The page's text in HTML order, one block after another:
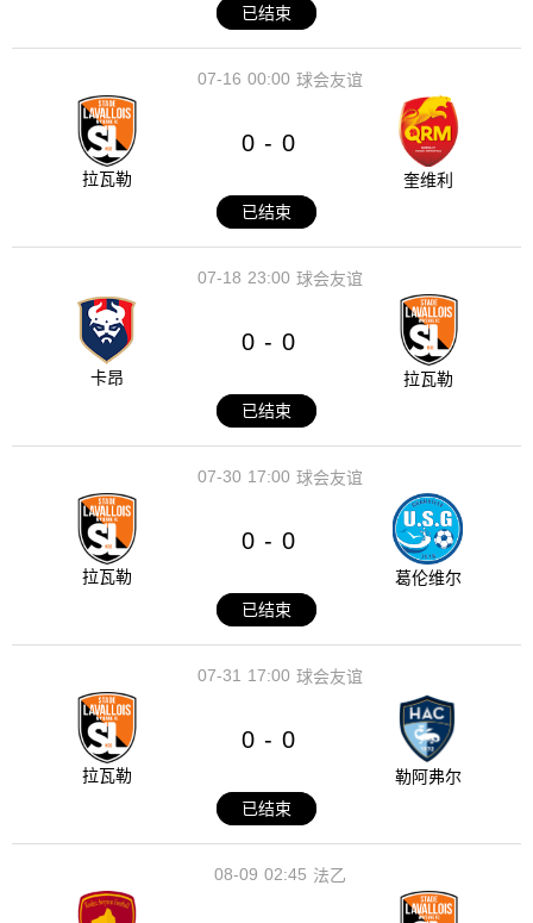
已结束
00:00
07-16 球会友谊
拉瓦勒
0 - 0
奎维利
已结束
23:00
07-18 球会友谊
卡昂
0 - 0
拉瓦勒
已结束
17:00
07-30 球会友谊
拉瓦勒
0 - 0
葛伦维尔
已结束
17:00
07-31 球会友谊
拉瓦勒
0 - 0
勒阿弗尔
已结束
02:45
08-09 法乙